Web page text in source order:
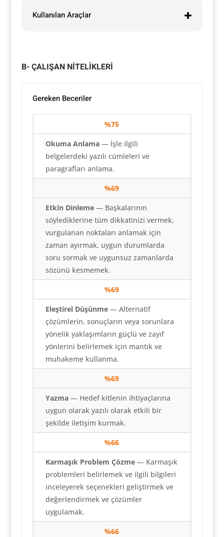
Kullanılan Araçlar
B- ÇALIŞAN NİTELİKLERİ
Gereken Beceriler
%75
Okuma Anlama— İşle ilgili
belgelerdeki yazılı cümleleri ve
paragrafları anlama.
%69
Etkin Dinleme— Başkalarının
söylediklerine tüm dikkatinizi vermek,
vurgulanan noktaları anlamak için
zaman ayırmak, uygun durumlarda
soru sormak ve uygunsuz zamanlarda
sözünü kesmemek.
%69
Eleştirel Düşünme— Alternatif
çözümlerin, sonuçların veya sorunlara
yönelik yaklaşımların güçlü ve zayıf
yönlerini belirlemek için mantık ve
muhakeme kullanma.
%69
Yazma— Hedef kitlenin ihtiyaçlarına
uygun olarak yazılı olarak etkili bir
şekilde iletişim kurmak.
%66
Karmaşık Problem Çözme— Karmaşık
problemleri belirlemek ve ilgili bilgileri
inceleyerek seçenekleri geliştirmek ve
değerlendirmek ve çözümler
uygulamak.
%66